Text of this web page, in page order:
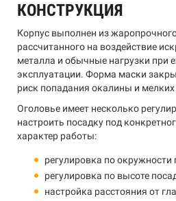
КОНСТРУКЦИЯ
Корпус выполнен из
рассчитанного на воздействие
металла и обычные нагрузки при
эксплуатации. Форма маски
риск попадания окалины и
Оголовье имеет несколько
настроить посадку под
характер работы:
регулировка по окружности
регулировка по высоте
настройка расстояния от